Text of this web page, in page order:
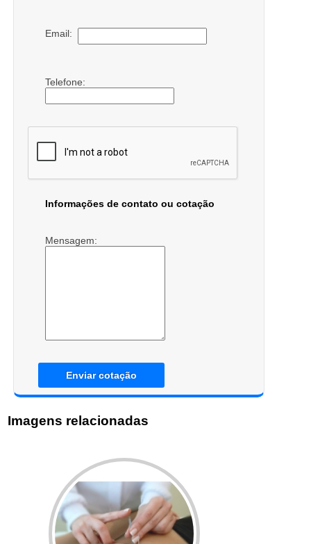
Email:
Telefone:
Informações de contato ou cotação
Mensagem:
Enviar cotação
Imagens relacionadas